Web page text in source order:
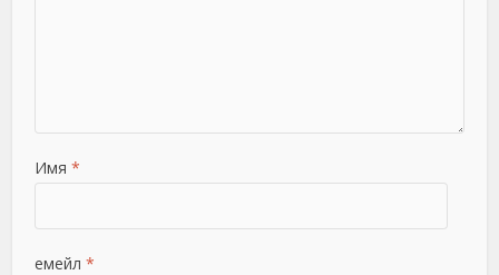
Имя *
емейл *